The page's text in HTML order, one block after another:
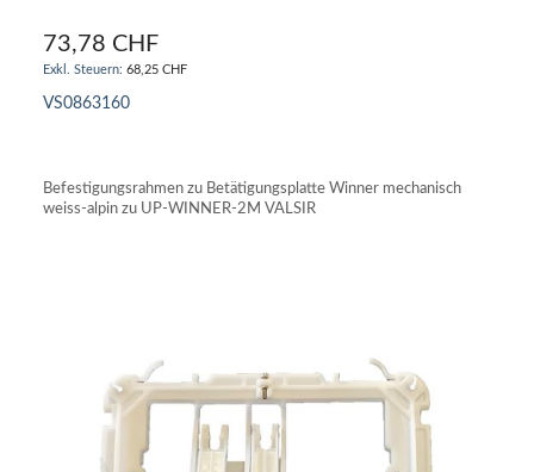
73,78 CHF
68,25 CHF
VS0863160
Befestigungsrahmen zu Betätigungsplatte Winner mechanisch
weiss-alpin zu UP-WINNER-2M VALSIR